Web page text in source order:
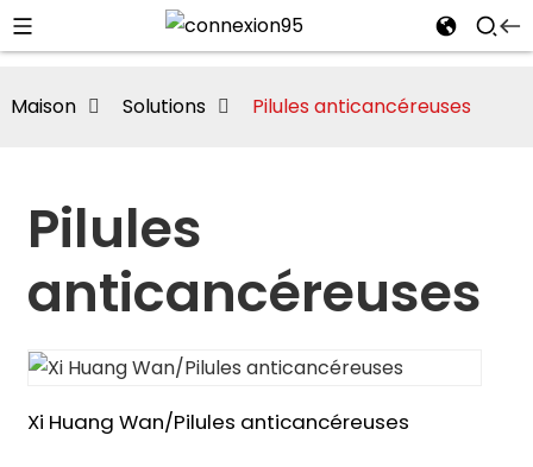
Maison Solutions Pilules anticancéreuses
Pilules
anticancéreuses
Xi Huang Wan/Pilules anticancéreuses